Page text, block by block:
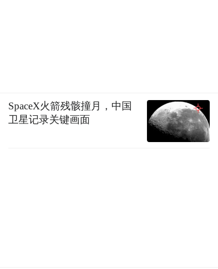
SpaceX火箭残骸撞月，中国
卫星记录关键画面